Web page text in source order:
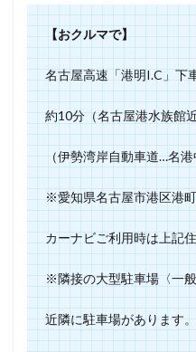
【おクルマで】
名古屋高速「港明I.C」下
約10分（名古屋港水族館
（伊勢湾岸自動車道…名
※愛知県名古屋市港区港
カーナビご利用時は上記
※隣接の大型駐車場〈一
近隣に駐車場があります。